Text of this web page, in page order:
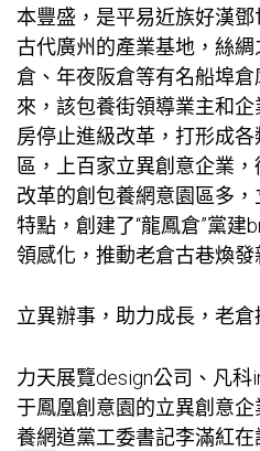
本豐盛，是平易近族好漢
古代廣州的產業基地，絲
倉、年夜阪倉等有名船埠
來，該包養街領導業主和企
房停止進級改革，打形成
區，上百家立異創意企業
改革的創 包養網意園區多
特點，創建了“龍鳳倉”黨建
領感化，推動老倉古巷煥發
立異辦事，助力成長，老倉
力天展覽design公司、凡
于鳳凰創意園的立異創意
養網道黨工委書記李滿紅